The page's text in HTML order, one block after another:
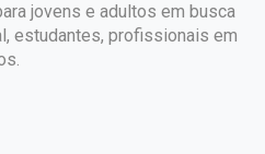
jovens e adultos em busca
estudantes, profissionais em